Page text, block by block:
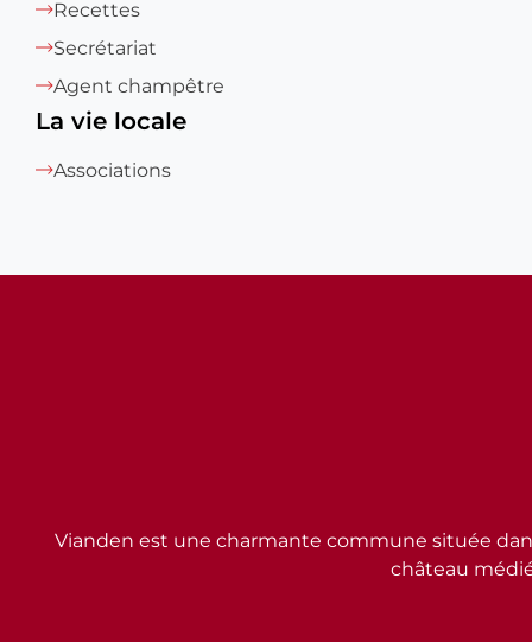
Recettes
Secrétariat
Agent champêtre
La vie locale
Associations
Vianden est une charmante commune située
château